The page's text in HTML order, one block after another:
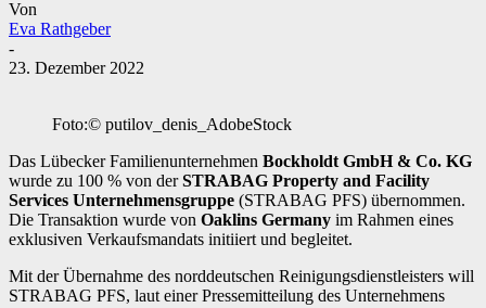
Von
Eva Rathgeber
-
23. Dezember 2022
Foto:© putilov_denis_AdobeStock
Das Lübecker Familienunternehmen Bockholdt GmbH & Co. KG
wurde zu 100 % von derSTRABAG Property and Facility
Services Unternehmensgruppe (STRABAG PFS) übernommen.
Die Transaktion wurde von Oaklins Germany im Rahmen eines
exklusiven Verkaufsmandats initiiert und begleitet.
Mit der Übernahme des norddeutschen Reinigungsdienstleisters will
STRABAG PFS, laut einer Pressemitteilung des Unternehmens